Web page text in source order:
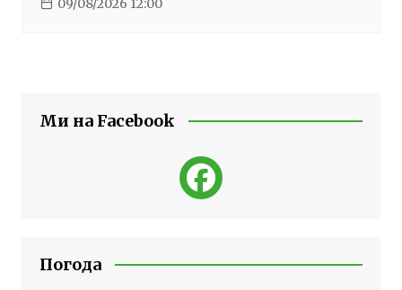
09/08/2026 12:00
Ми на Facebook
Погода